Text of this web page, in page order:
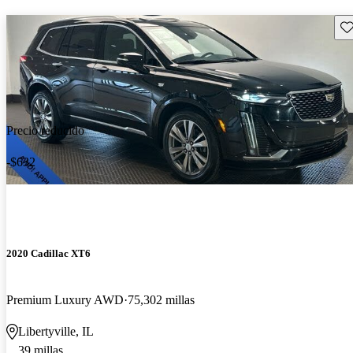
Precio reducido
-$632
2020 Cadillac XT6
Premium Luxury AWD 75,302 millas
Libertyville, IL